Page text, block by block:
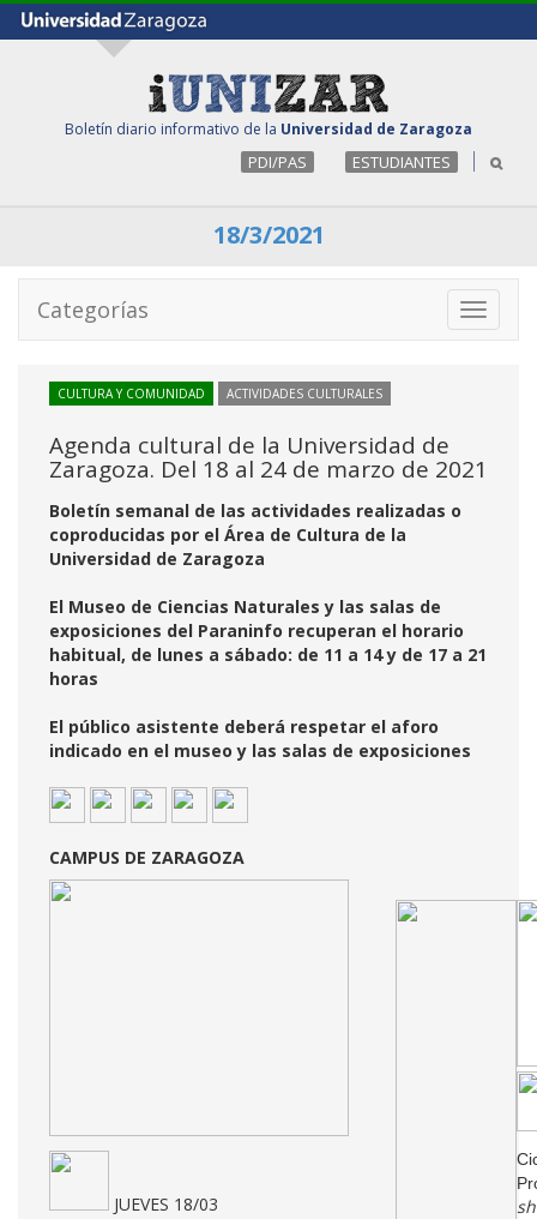
Boletín diario informativo de la Universidad de Zaragoza
PDI/PAS ESTUDIANTES
18/3/2021
Toggle
Categorías
CULTURA Y COMUNIDAD ACTIVIDADES CULTURALES
Agenda cultural de la Universidad de
Zaragoza. Del 18 al 24 de marzo de 2021
Boletín semanal de las actividades realizadas o
coproducidas por el Área de Cultura de la
Universidad de Zaragoza
El Museo de Ciencias Naturales y las salas de
exposiciones del Paraninfo recuperan el horario
habitual, de lunes a sábado: de 11 a 14 y de 17 a 21
horas
El público asistente deberá respetar el aforo
indicado en el museo y las salas de exposiciones
CAMPUS DE ZARAGOZA
JUEVES 18/03